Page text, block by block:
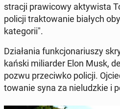
stra­cji pra­wi­co­wy ak­ty­wi­sta
policji trak­to­wa­nie białych
ka­te­go­rii".
Dzia­ła­nia funk­cjo­na­riu­szy
kań­ski mi­liar­der Elon Musk,
pozwu prze­ciw­ko policji.
to­wa­nie syna za nie­ludz­kie i